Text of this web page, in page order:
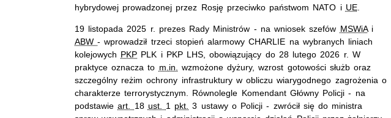
hybrydowej prowadzonej przez Rosję przeciwko państwom NATO i UE.
19 listopada 2025 r. prezes Rady Ministrów - na wniosek szefów MSWiAi
ABW- wprowadził trzeci stopień alarmowy CHARLIE na wybranych liniach
kolejowych PKP PLK i PKP LHS, obowiązujący do 28 lutego 2026 r. W
praktyce oznacza to m.in.
wzmożone dyżury, wzrost gotowości służb oraz
szczególny reżim ochrony infrastruktury w obliczu wiarygodnego zagrożenia o
charakterze terrorystycznym. Równolegle Komendant Główny Policji - na
podstawieart. 18 ust. 1 pkt.
3 ustawy o Policji - zwrócił się do ministra